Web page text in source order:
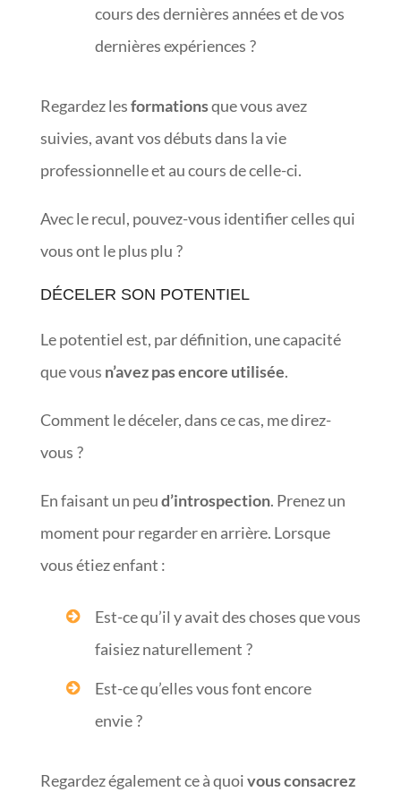
cours des dernières années et de vos
dernières expériences ?
Regardez lesformationsque vous avez
suivies, avant vos débuts dans la vie
professionnelle et au cours de celle-ci.
Avec le recul, pouvez-vous identifier celles qui
vous ont le plus plu ?
DÉCELER SON POTENTIEL
Le potentiel est, par définition, une capacité
que vous n’avez pas encore utilisée.
Comment le déceler, dans ce cas, me direz-
vous ?
En faisant un peud’introspection. Prenez un
moment pour regarder en arrière. Lorsque
vous étiez enfant :
Est-ce qu’il y avait des choses que vous
faisiez naturellement ?
Est-ce qu’elles vous font encore
envie ?
Regardez également ce à quoivous consacrez